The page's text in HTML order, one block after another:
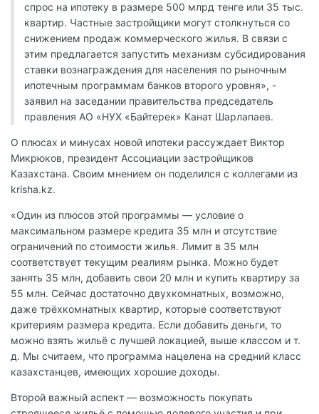
спрос на ипотеку в размере 500 млрд тенге или 35 тыс.
квартир. Частные застройщики могут столкнуться со
снижением продаж коммерческого жилья. В связи с
этим предлагается запустить механизм субсидирования
ставки вознаграждения для населения по рыночным
ипотечным программам банков второго уровня», -
заявил на заседании правительства председатель
правления АО «НУХ «Байтерек» Канат Шарлапаев.
О плюсах и минусах новой ипотеки рассуждает Виктор
Микрюков, президент Ассоциации застройщиков
Казахстана. Своим мнением он поделился с коллегами из
krisha.kz.
«Один из плюсов этой программы — условие о
максимальном размере кредита 35 млн и отсутствие
ограничений по стоимости жилья. Лимит в 35 млн
соответствует текущим реалиям рынка. Можно будет
занять 35 млн, добавить свои 20 млн и купить квартиру за
55 млн. Сейчас достаточно двухкомнатных, возможно,
даже трёхкомнатных квартир, которые соответствуют
критериям размера кредита. Если добавить деньги, то
можно взять жильё с лучшей локацией, выше классом и т.
д. Мы считаем, что программа нацелена на средний класс
казахстанцев, имеющих хорошие доходы.
Второй важный аспект — возможность покупать